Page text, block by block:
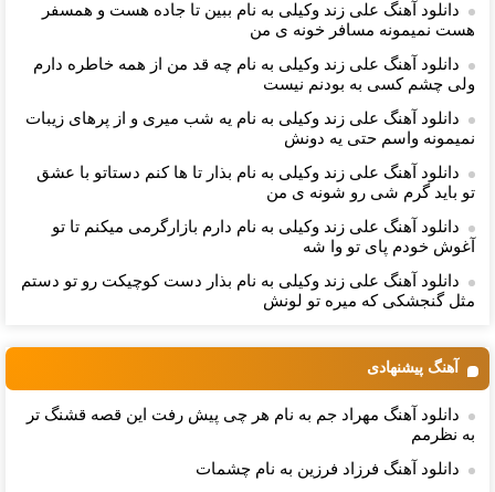
دانلود آهنگ علی زند وکیلی به نام ببین تا جاده هست و همسفر
هست نمیمونه مسافر خونه ی من
دانلود آهنگ علی زند وکیلی به نام چه قد من از همه خاطره دارم
ولی چشم كسی به بودنم نیست
دانلود آهنگ علی زند وکیلی به نام یه شب میرى و از پرهای زيبات
نمیمونه واسم حتی یه دونش
دانلود آهنگ علی زند وکیلی به نام بذار تا ها كنم دستاتو با عشق
تو باید گرم شی رو شونه ى من
دانلود آهنگ علی زند وکیلی به نام دارم بازارگرمی میكنم تا تو
آغوش خودم پای تو وا شه
دانلود آهنگ علی زند وکیلی به نام بذار دست كوچیكت رو تو دستم
مثل گنجشكی كه میره تو لونش
آهنگ پیشنهادی
دانلود آهنگ مهراد جم به نام هر چی پیش رفت این قصه قشنگ تر
به نظرمم
دانلود آهنگ فرزاد فرزین به نام چشمات